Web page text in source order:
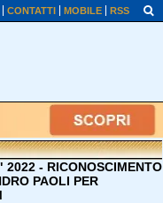
CONTATTI MOBILE RSS
- RICONOSCIMENTO
PAOLI PER